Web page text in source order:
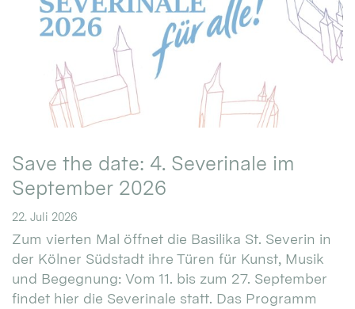
Save the date: 4. Severinale im
September 2026
22. Juli 2026
Zum vierten Mal öffnet die Basilika St. Severin in
der Kölner Südstadt ihre Türen für Kunst, Musik
und Begegnung: Vom 11. bis zum 27. September
findet hier die Severinale statt. Das Programm